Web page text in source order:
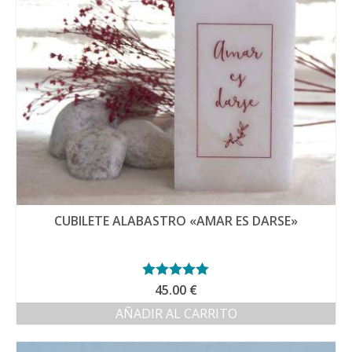
CUBILETE ALABASTRO «AMAR ES DARSE»
Valorado con
5.00de 5
45.00 €
AÑADIR AL CARRITO